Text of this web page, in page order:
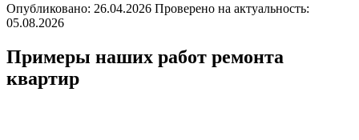
Опубликовано: 26.04.2026 Проверено на актуальность:
05.08.2026
Примеры наших работ ремонта
квартир